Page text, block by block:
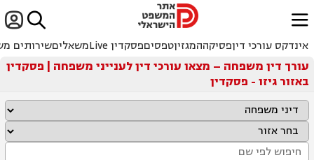

ﱐ
אינדקס עורכי דיןפסיקההמגזיןטפסיםפסקדין Live משאליםשירותים
עורך דין משפחה – מצאו עורכי דין לענייני משפחה | פסקדין
באזור גיזו - פסקדין